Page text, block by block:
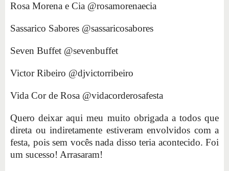
Rosa Morena e Cia @rosamorenaecia
Sassarico Sabores @sassaricosabores
Seven Buffet @sevenbuffet
Victor Ribeiro @djvictorribeiro
Vida Cor de Rosa @vidacorderosafesta
Quero deixar aqui meu muito obrigada a todos que
direta ou indiretamente estiveram envolvidos com a
festa, pois sem vocês nada disso teria acontecido. Foi
um sucesso! Arrasaram!